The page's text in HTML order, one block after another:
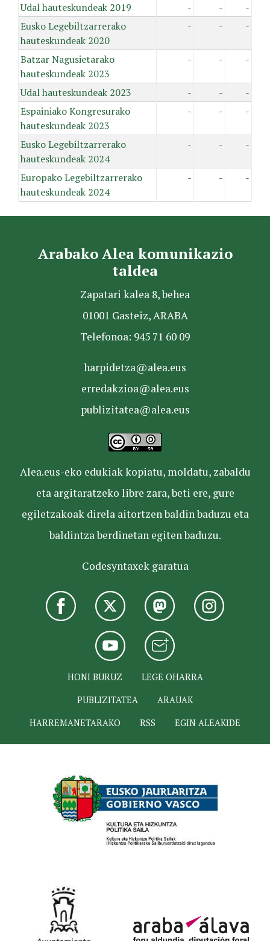
Udal hauteskundeak 2019 - -
-
Eusko Legebiltzarrerako
hauteskundeak 2020
- - -
Batzar Nagusietarako
hauteskundeak 2023
- - -
Udal hauteskundeak 2023 - -
-
Espainiako Kongresurako
hauteskundeak 2023
- - -
Eusko Legebiltzarrerako
hauteskundeak 2024
- - -
Europako Legebiltzarrerako
hauteskundeak 2024
- - -
Arabako Alea komunikazio
taldea
Zapatari kalea 8, behea
01001 Gasteiz, ARABA
Telefonoa: 945 71 60 09
harpidetza@alea.eus
erredakzioa@alea.eus
publizitatea@alea.eus
Alea.eus-eko edukiak kopiatu, moldatu, zabaldu
eta argitaratzeko libre zara, beti ere, gure
egiletzakoak direla aitortzen baldin baduzu eta
baldintza berdinetan egiten baduzu.
Codesyntaxek garatua
HONI BURUZ
LEGE OHARRA
PUBLIZITATEA
ARAUAK
HARREMANETARAKO
RSS EGIN ALEAKIDE